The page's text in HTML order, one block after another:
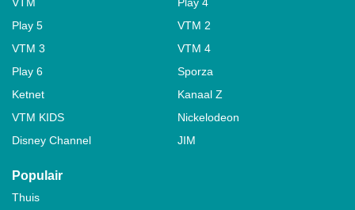
Play 5
VTM 2
VTM 3
VTM 4
Play 6
Sporza
Ketnet
Kanaal Z
VTM KIDS
Nickelodeon
Disney Channel
JIM
Populair
Thuis